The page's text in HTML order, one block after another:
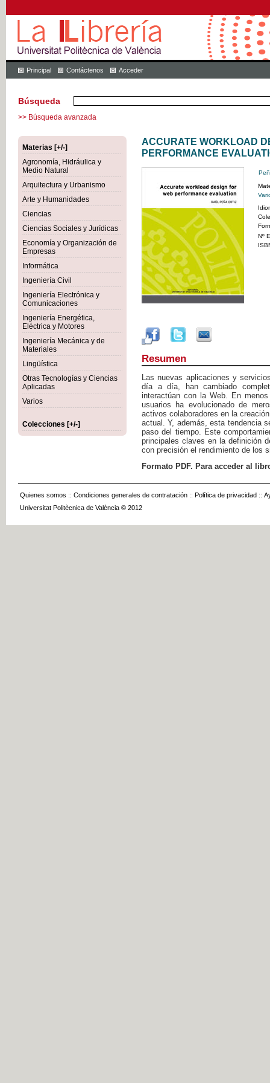
Principal Contáctenos Acceder
Búsqueda
>> Búsqueda avanzada
Materias [+/-]
Agronomía, Hidráulica y
Medio Natural
Arquitectura y Urbanismo
Arte y Humanidades
Ciencias
Ciencias Sociales y Jurídicas
Economía y Organización de
Empresas
Informática
Ingeniería Civil
Ingeniería Electrónica y
Comunicaciones
Ingeniería Energética,
Eléctrica y Motores
Ingeniería Mecánica y de
Materiales
Lingüística
Otras Tecnologías y Ciencias
Aplicadas
Varios
Colecciones [+/-]
ACCURATE WORKLOAD
PERFORMANCE
Nº
Resumen
Las nuevas aplicaciones y
día a día, han cambiado
interactúan con la Web. En
usuarios ha evolucionado de
activos colaboradores en la
actual. Y, además, esta tendencia
paso del tiempo. Este
principales claves en la definición
con precisión el rendimiento de los
Formato PDF. Para acceder al
Quienes somos :: Condiciones generales de contratación :: Política de privacidad ::
Universitat Politècnica de València © 2012